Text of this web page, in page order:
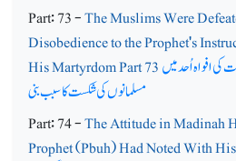
Part: 73 -The Muslims Were
Disobedience to the Prophet's
His Martyrdom Part 73افواہ اُحد میں
مسلمانوں کی شکست کا سبب بنی
Part: 74 -The Attitude in Madinah
Prophet (Pbuh) Had Noted With